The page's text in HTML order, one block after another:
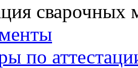
сварочных
по